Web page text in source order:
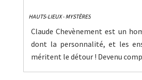
HAUTS-LIEUX - MYSTÈRES
Claude Chevènement est un
dont la personnalité, et les
méritent le détour ! Devenu